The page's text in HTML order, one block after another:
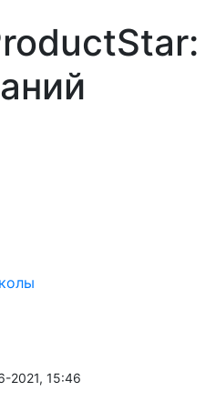
2021, 15:46